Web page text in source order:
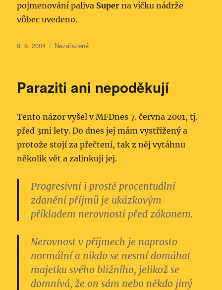
pojmenování paliva Super na víčku nádrže
vůbec uvedeno.
Publikováno:
9. 9. 2004 Rubriky:
Nezařazené
Paraziti ani nepoděkují
Tento názor vyšel v MFDnes 7. června 2001, tj.
před 3mi lety. Do dnes jej mám vystřižený a
protože stojí za přečtení, tak z něj vytáhnu
několik vět a zalinkuji jej.
Progresivní i prosté procentuální
zdanění příjmů je ukázkovým
příkladem nerovnosti před zákonem.
Nerovnost v příjmech je naprosto
normální a nikdo se nesmí domáhat
majetku svého bližního, jelikož se
domnívá, že on sám nebo někdo jiný